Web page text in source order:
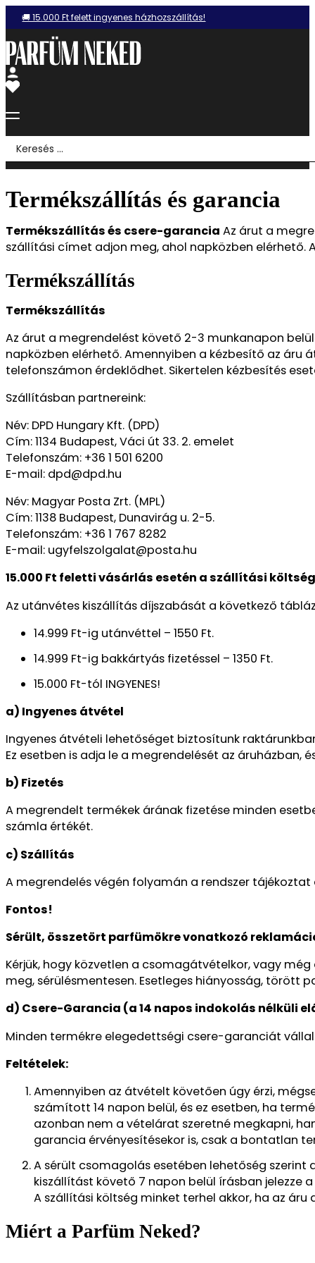
🚚 15.000 Ft felett ingyenes házhozszállítás!
Search
...
Termékszállítás és garancia
Termékszállítás és csere-garancia Az árut a
szállítási címet adjon meg, ahol napközben
Termékszállítás
Termékszállítás
Az árut a megrendelést követő 2-3 munkanapon
napközben elérhető. Amennyiben a kézbesítő az
telefonszámon érdeklődhet. Sikertelen kézbesítés
Szállításban partnereink:
Név: DPD Hungary Kft. (DPD)
Cím: 1134 Budapest, Váci út 33. 2. emelet
Telefonszám: +36 1 501 6200
E-mail: dpd@dpd.hu
Név: Magyar Posta Zrt. (MPL)
Cím: 1138 Budapest, Dunavirág u. 2-5.
Telefonszám: +36 1 767 8282
E-mail: ugyfelszolgalat@posta.hu
15.000 Ft feletti vásárlás esetén a szállítási
Az utánvétes kiszállítás díjszabását a következő
14.999 Ft-ig utánvéttel – 1550 Ft.
14.999 Ft-ig bakkártyás fizetéssel – 1350 Ft.
15.000 Ft-tól INGYENES!
a) Ingyenes átvétel
Ingyenes átvételi lehetőséget biztosítunk
Ez esetben is adja le a megrendelését az áruházban,
b) Fizetés
A megrendelt termékek árának fizetése minden
számla értékét.
c) Szállítás
A megrendelés végén folyamán a rendszer
Fontos!
Sérült, összetört parfümökre vonatkozó
Kérjük, hogy közvetlen a csomagátvételkor, vagy még
meg, sérülésmentesen. Esetleges hiányosság, törött
d) Csere-Garancia (a 14 napos indokolás nélküli
Minden termékre elegedettségi csere-garanciát
Feltételek:
Amennyiben az átvételt követően úgy érzi,
számított 14 napon belül, és ez esetben, ha
azonban nem a vételárat szeretné megkapni,
garancia érvényesítésekor is, csak a bontatlan
A sérült csomagolás esetében lehetőség
kiszállítást követő 7 napon belül írásban
A szállítási költség minket terhel akkor, ha az
Miért a Parfüm Neked?